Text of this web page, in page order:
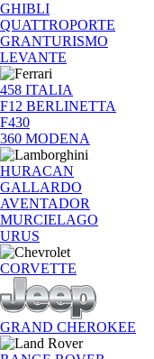
GHIBLI
QUATTROPORTE
GRANTURISMO
LEVANTE
458 ITALIA
F12 BERLINETTA
F430
360 MODENA
HURACAN
GALLARDO
AVENTADOR
MURCIELAGO
URUS
CORVETTE
GRAND CHEROKEE